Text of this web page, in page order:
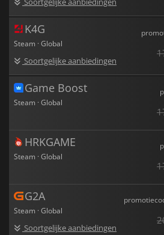
vermoeiend wordt. Of je nu een
genre,Foxholebiedt voor elk wat wils.
K4G
Steam · Global
Soortgelijke aanbiedingen
Game Boost
Steam · Global
HRKGAME
Steam · Global
G2A
Steam · Global
Soortgelijke aanbiedingen